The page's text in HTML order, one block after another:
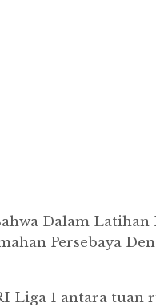
Dalam
Persebaya
1 antara tuan